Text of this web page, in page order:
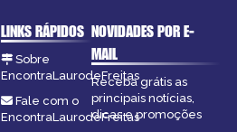
LINKS RÁPIDOS
Sobre
EncontraLaurodeFreitas
Fale com o
EncontraLaurodeFreitas
NOVIDADES POR E-
MAIL
Receba grátis as
principais notícias,
dicas e promoções